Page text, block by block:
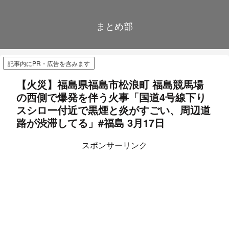
まとめ部
記事内にPR・広告を含みます
【火災】福島県福島市松浪町 福島競馬場
の西側で爆発を伴う火事「国道4号線下り
スシロー付近で黒煙と炎がすごい、周辺道
路が渋滞してる」#福島 3月17日
スポンサーリンク